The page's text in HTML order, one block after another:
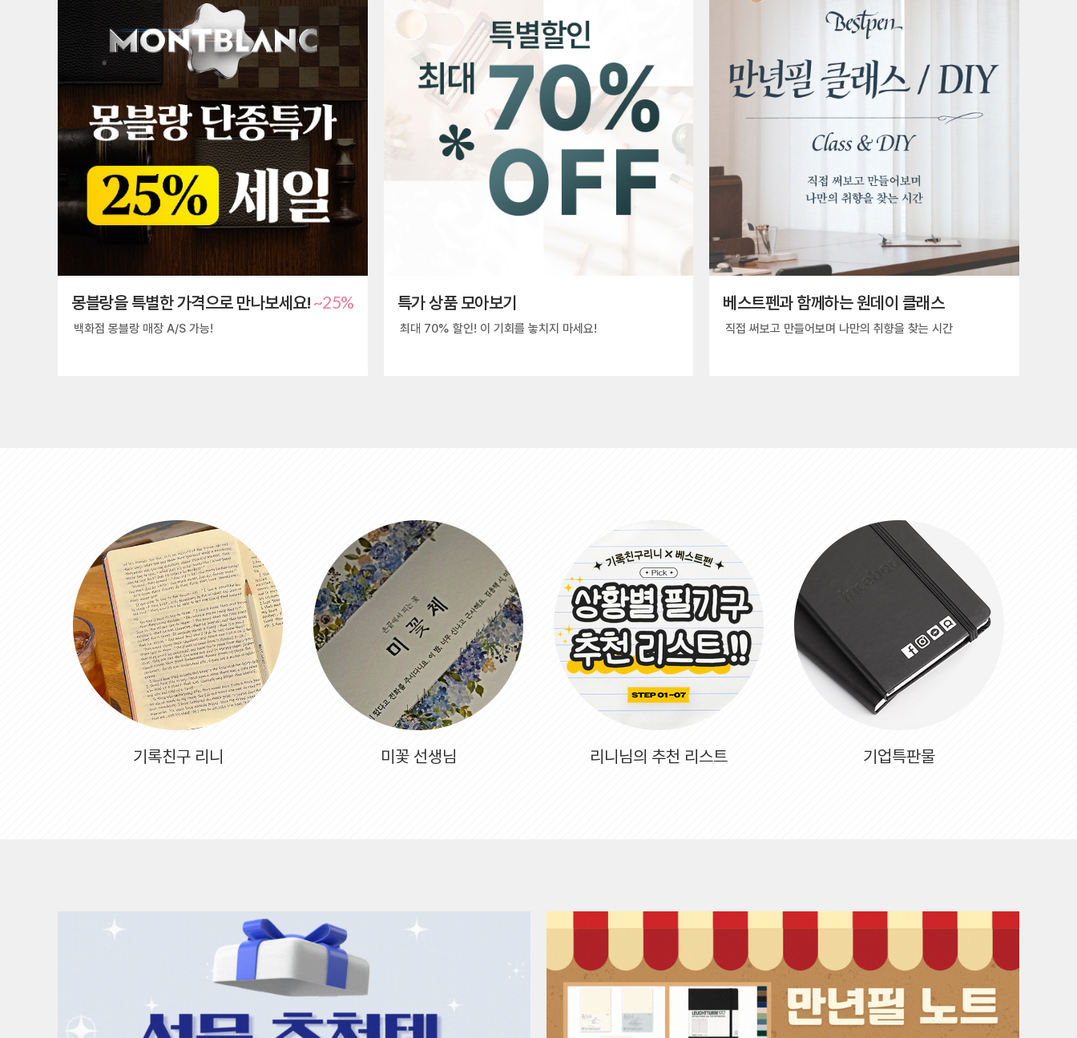
몽블랑을 특별한 가격으로 만나보세요! ~25%
백화점 몽블랑 매장 A/S 가능!
특가 상품 모아보기
최대 70% 할인! 이 기회를 놓치지 마세요!
베스트펜과 함께하는 원데이 클래스
직접 써보고 만들어보며 나만의 취향을 찾는 시간
기록친구 리니 미꽃 선생님 리니님의 추천 리스트 기업특판물